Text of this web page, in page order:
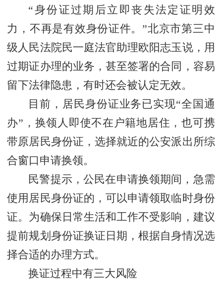
“身份证过期后立即丧失法定证明效
力，不再是有效身份证件。”北京市第三中
级人民法院民一庭法官助理欧阳志玉说，用
过期证办理的业务，甚至签署的合同，容易
留下法律隐患，有时还会被认定无效。
目前，居民身份证业务已实现“全国通
办”，换领人即使不在户籍地居住，也可携
带原居民身份证，选择就近的公安派出所综
合窗口申请换领。
民警提示，公民在申请换领期间，急需
使用居民身份证的，可以申请领取临时身份
证。为确保日常生活和工作不受影响，建议
提前规划身份证换证日期，根据自身情况选
择合适的办理方式。
换证过程中有三大风险